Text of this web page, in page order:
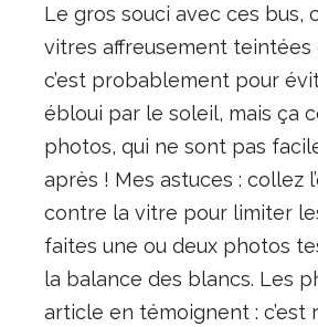
Le gros souci avec ces bus,
vitres affreusement teintées
c’est probablement pour
ébloui par le soleil, mais ça
photos, qui ne sont pas
après ! Mes astuces : collez
contre la vitre pour limiter
faites une ou deux photos
la balance des blancs. Les
article en témoignent : c’est